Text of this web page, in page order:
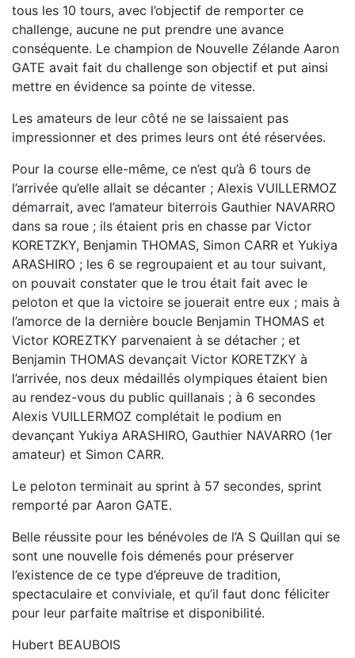
tous les 10 tours, avec l’objectif de remporter ce
challenge, aucune ne put prendre une avance
conséquente. Le champion de Nouvelle Zélande Aaron
GATE avait fait du challenge son objectif et put ainsi
mettre en évidence sa pointe de vitesse.
Les amateurs de leur côté ne se laissaient pas
impressionner et des primes leurs ont été réservées.
Pour la course elle-même, ce n’est qu’à 6 tours de
l’arrivée qu’elle allait se décanter ; Alexis VUILLERMOZ
démarrait, avec l’amateur biterrois Gauthier NAVARRO
dans sa roue ; ils étaient pris en chasse par Victor
KORETZKY, Benjamin THOMAS, Simon CARR et Yukiya
ARASHIRO ; les 6 se regroupaient et au tour suivant,
on pouvait constater que le trou était fait avec le
peloton et que la victoire se jouerait entre eux ; mais à
l’amorce de la dernière boucle Benjamin THOMAS et
Victor KOREZTKY parvenaient à se détacher ; et
Benjamin THOMAS devançait Victor KORETZKY à
l’arrivée, nos deux médaillés olympiques étaient bien
au rendez-vous du public quillanais ; à 6 secondes
Alexis VUILLERMOZ complétait le podium en
devançant Yukiya ARASHIRO, Gauthier NAVARRO (1er
amateur) et Simon CARR.
Le peloton terminait au sprint à 57 secondes, sprint
remporté par Aaron GATE.
Belle réussite pour les bénévoles de l’A S Quillan qui se
sont une nouvelle fois démenés pour préserver
l’existence de ce type d’épreuve de tradition,
spectaculaire et conviviale, et qu’il faut donc féliciter
pour leur parfaite maîtrise et disponibilité.
Hubert BEAUBOIS